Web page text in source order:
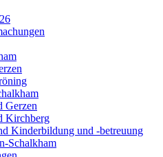
Gerzen
Kirchberg
Kinderbildung und -betreuung
Schalkham